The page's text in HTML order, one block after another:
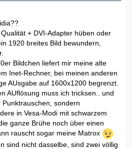
+ DVI-Adapter hüben oder
1920 breites Bild bewundern,
Bildchen liefert mir meine alte
Inet-Rechner, bei meinen anderen
AUsgabe auf 1600x1200 begrenzt.
AUflösung muss ich tricksen.. und
sondern
in Vesa-Modi mit schwarzem
ganze Brühe noch über einen
rauscht sogar meine Matrox
sind nicht dasselbe, sind zwei völlig